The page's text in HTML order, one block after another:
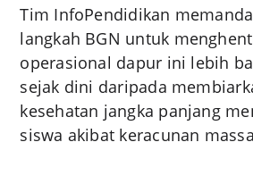
Tim InfoPendidikan
langkah BGN untuk
operasional dapur ini lebih
sejak dini daripada
kesehatan jangka panjang
siswa akibat keracunan